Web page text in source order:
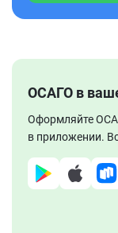
ОСАГО в
Оформляйте
в приложении.